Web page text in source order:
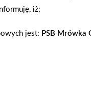
r. uczniowie klas
okazję uczestniczyć w
we współpracy
miało na celu
zarówno jako piesi, jak i
przechodzić przez
iż:
jest: PSB Mrówka